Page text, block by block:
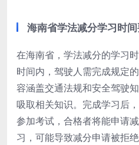
海南省学法减分学习时
在海南省，学法减分的学习
时间内，驾驶人需完成规定
容涵盖交通法规和安全驾驶
吸取相关知识。完成学习后
参加考试，合格者将能申请
习，可能导致减分申请被拒绝